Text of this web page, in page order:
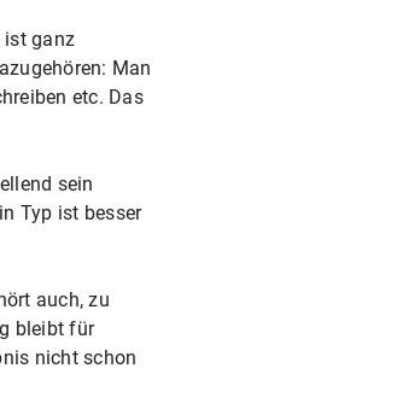
ist ganz
Man
etc. Das
sein
Typ ist besser
auch, zu
bleibt für
nicht schon